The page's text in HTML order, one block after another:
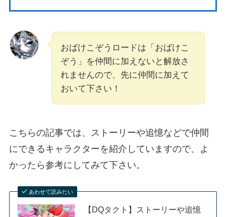
おばけこぞうロードは「おばけこ
ぞう」を仲間に加えないと解放さ
れませんので、先に仲間に加えて
おいて下さい！
こちらの記事では、ストーリーや追憶などで仲間
にできるキャラクターを紹介していますので、よ
かったら参考にしてみて下さい。
あわせて読みたい
【DQタクト】ストーリーや追憶